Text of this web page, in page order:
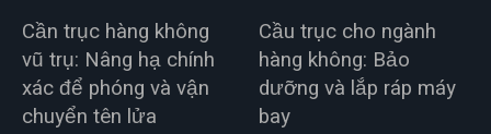
Cần trục hàng không
vũ trụ: Nâng hạ chính
xác để phóng và vận
chuyển tên lửa
Cầu trục cho ngành
hàng không: Bảo
dưỡng và lắp ráp máy
bay